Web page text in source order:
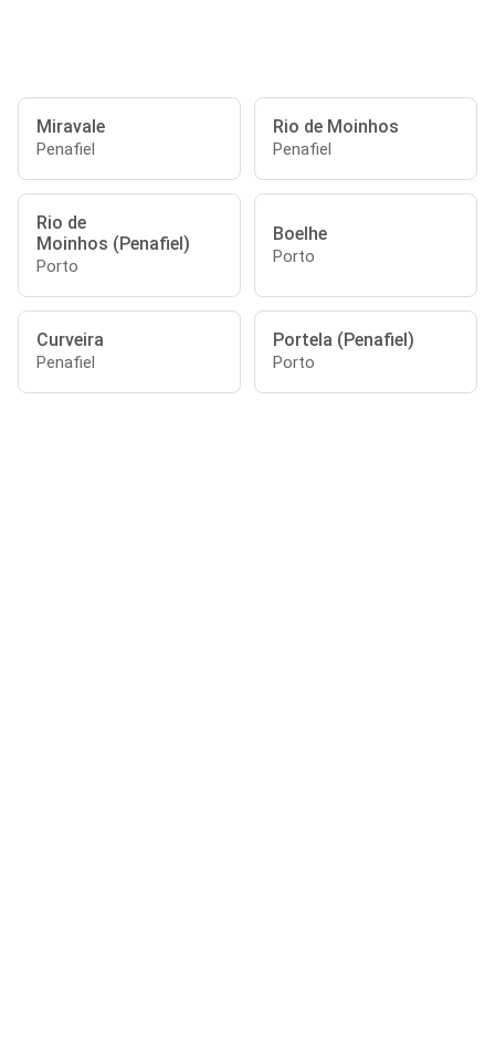
Miravale
Penafiel
Rio de Moinhos
Penafiel
Rio de
Moinhos (Penafiel)
Porto
Boelhe
Porto
Curveira
Penafiel
Portela (Penafiel)
Porto